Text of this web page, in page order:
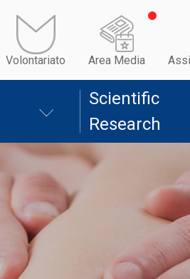
Volontariato Area Media
Scientific
Research